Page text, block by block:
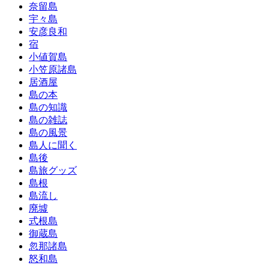
奈留島
宇々島
安彦良和
宿
小値賀島
小笠原諸島
居酒屋
島の本
島の知識
島の雑誌
島の風景
島人に聞く
島後
島旅グッズ
島根
島流し
廃墟
式根島
御蔵島
忽那諸島
怒和島